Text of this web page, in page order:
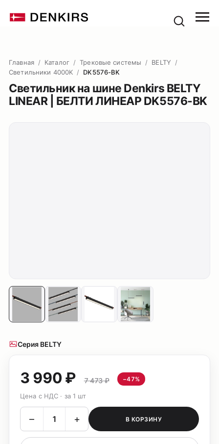
Главная / Каталог / Трековые системы / BELTY
/
Светильники 4000K / DK5576-BK
Светильник на шине Denkirs BELTY
LINEAR | БЕЛТИ ЛИНЕАР DK5576-BK
Серия BELTY
3 990 ₽ 7 473 ₽ −47%
Цена с НДС · за 1 шт
– + В КОРЗИНУ